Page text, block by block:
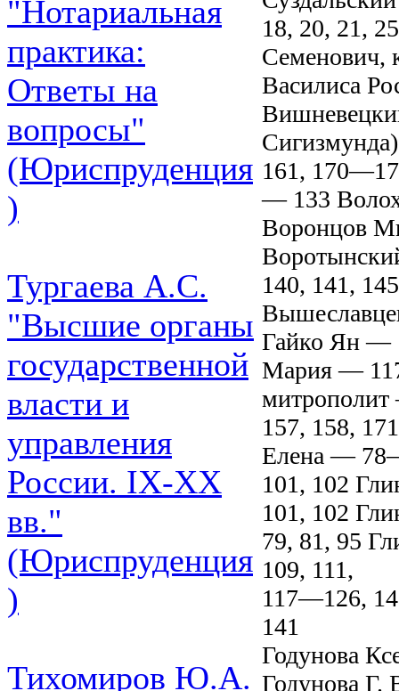
"Нотариальная
практика:
Ответы на
вопросы"
(Юриспруденция
)
Тургаева А.С.
"Высшие органы
государственной
власти и
управления
России. IХ-ХХ
вв."
(Юриспруденция
)
Тихомиров Ю.А.
18, 20, 21,
Семенович,
Василиса
161,
— 133
Воронцов
140, 141,
Гайко Ян —
Мария —
157, 158,
Елена —
101, 102
101, 102
79, 81, 95
109, 111,
117—126,
141
Годунова
Годунова